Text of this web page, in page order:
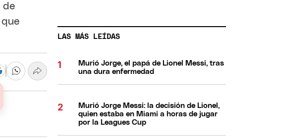
de
LAS MÁS LEÍDAS
Murió Jorge, el papá de Lionel Messi, tras
una dura enfermedad
Murió Jorge Messi: la decisión de Lionel,
quien estaba en Miami a horas de jugar
por la Leagues Cup